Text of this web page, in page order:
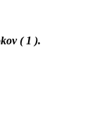
( 1 ).